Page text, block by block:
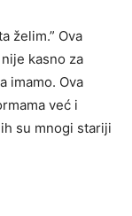
želim.” Ova
kasno za
imamo. Ova
već i
su mnogi stariji